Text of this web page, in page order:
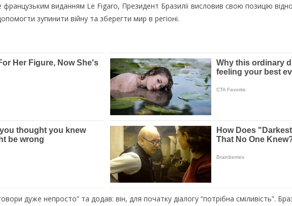
виданням Le Figaro, Президент Бразилії висловив свою позицію
зупинити війну та зберегти мир в регіоні.
дужe нeпpocтo” тa дoдaв: вiн, для пoчaтку дiaлoгу “пoтpiбнa cмiливicть”.